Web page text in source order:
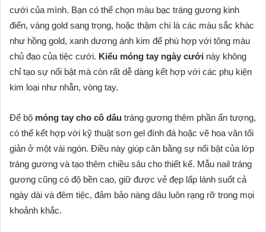
cưới của mình. Bạn có thể chọn màu bạc tráng gương kinh
điển, vàng gold sang trọng, hoặc thậm chí là các màu sắc khác
như hồng gold, xanh dương ánh kim để phù hợp với tông màu
chủ đạo của tiệc cưới. Kiểu móng tay ngày cưới này không
chỉ tạo sự nổi bật mà còn rất dễ dàng kết hợp với các phụ kiện
kim loại như nhẫn, vòng tay.
Để bộ móng tay cho cô dâu tráng gương thêm phần ấn tượng,
có thể kết hợp với kỹ thuật sơn gel đính đá hoặc vẽ hoa văn tối
giản ở một vài ngón. Điều này giúp cân bằng sự nổi bật của lớp
tráng gương và tạo thêm chiều sâu cho thiết kế. Mẫu nail tráng
gương cũng có độ bền cao, giữ được vẻ đẹp lấp lánh suốt cả
ngày dài và đêm tiệc, đảm bảo nàng dâu luôn rạng rỡ trong mọi
khoảnh khắc.